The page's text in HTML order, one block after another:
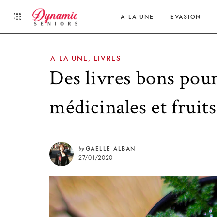
A LA UNE EVASION
A LA UNE LIVRES
Des livres bons
médicinales et
by GAELLE ALBAN
27/01/2020